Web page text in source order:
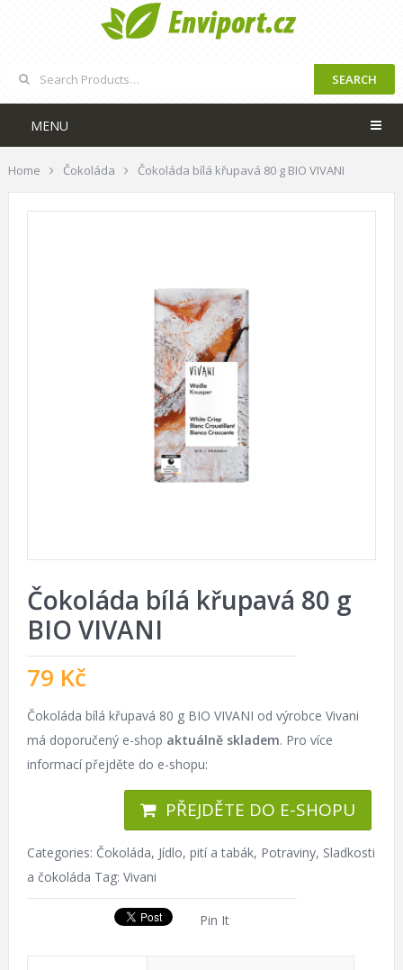
SEARCH
MENU
Home Čokoláda Čokoláda bílá křupavá 80 g BIO VIVANI
Čokoláda bílá křupavá 80 g
BIO VIVANI
79 Kč
Čokoláda bílá křupavá 80 g BIO VIVANI od výrobce Vivani
má doporučený e-shop aktuálně skladem. Pro více
informací přejděte do e-shopu:
PŘEJDĚTE DO E-SHOPU
Categories: Čokoláda, Jídlo, pití a tabák, Potraviny, Sladkosti
a čokoláda Tag: Vivani
Pin It